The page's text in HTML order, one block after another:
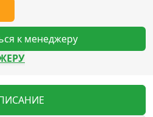
к менеджеру